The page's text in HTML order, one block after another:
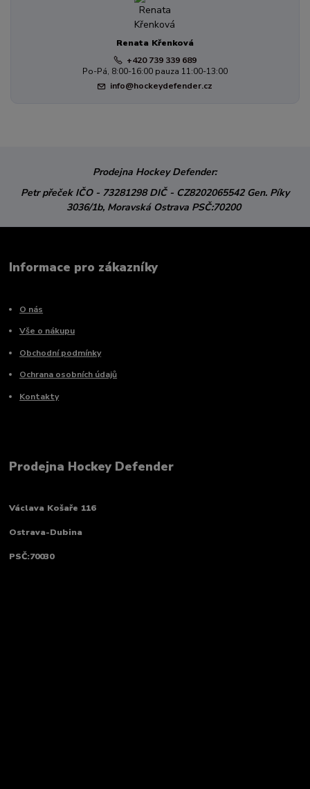
Renata Křenková
+420 739 339 689
Po-Pá, 8:00-16:00 pauza 11:00-13:00
info@hockeydefender.cz
Prodejna Hockey Defender:
Petr přeček IČO - 73281298DIČ - CZ8202065542 Gen. Píky
3036/1b, Moravská Ostrava PSČ:70200
Informace pro zákazníky
O nás
Vše o nákupu
Obchodní podmínky
Ochrana osobních údajů
Kontakty
Prodejna Hockey Defender
Václava Košaře 116
Ostrava-Dubina
PSČ:70030